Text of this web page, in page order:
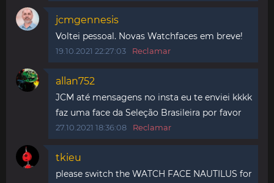
jcmgennesis
Voltei pessoal. Novas Watchfaces em breve!
19.10.2021 22:27:03 Reclamar
allan752
JCM até mensagens no insta eu te enviei kkkk
faz uma face da Seleção Brasileira por favor
27.10.2021 18:36:08 Reclamar
tkieu
please switch the WATCH FACE NAUTILUS for